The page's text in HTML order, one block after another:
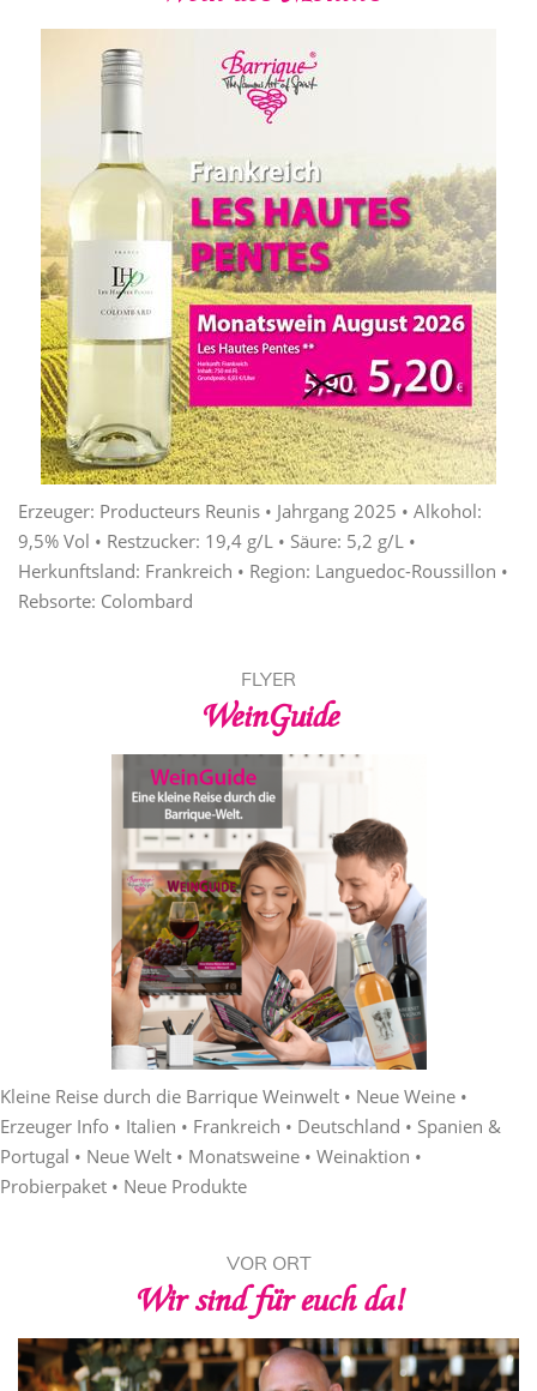
Erzeuger: Producteurs Reunis • Jahrgang 2025 • Alkohol:
9,5% Vol • Restzucker: 19,4 g/L • Säure: 5,2 g/L •
Herkunftsland: Frankreich • Region: Languedoc-Roussillon •
Rebsorte: Colombard
FLYER
WeinGuide
Kleine Reise durch die Barrique Weinwelt • Neue Weine •
Erzeuger Info • Italien • Frankreich • Deutschland • Spanien &
Portugal • Neue Welt • Monatsweine • Weinaktion •
Probierpaket • Neue Produkte
VOR ORT
Wir sind für euch da!